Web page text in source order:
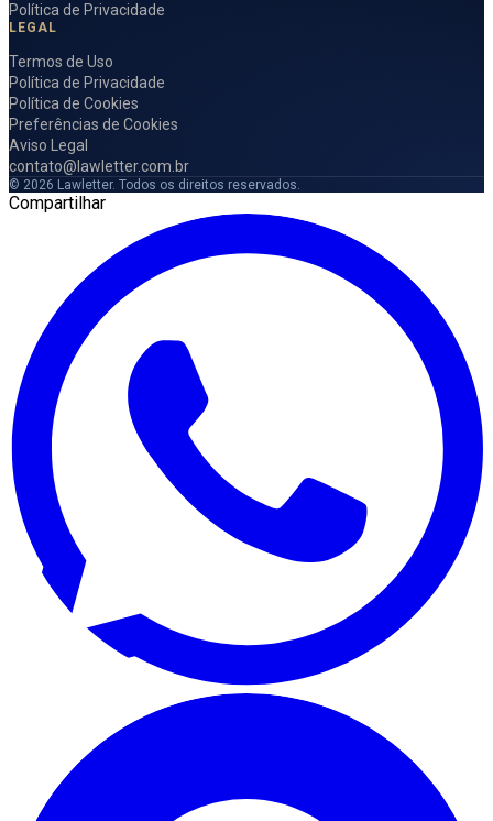
Política de Privacidade
LEGAL
Termos de Uso
Política de Privacidade
Política de Cookies
Preferências de Cookies
Aviso Legal
contato@lawletter.com.br
© 2026 Lawletter. Todos os direitos reservados.
Compartilhar